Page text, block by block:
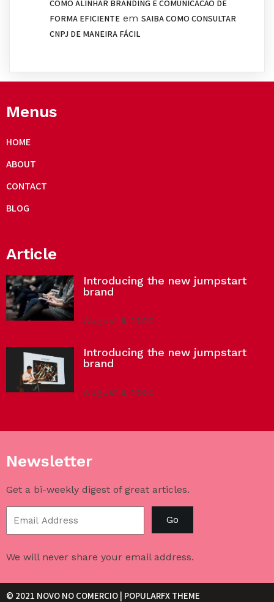
COMO ALINHAR BRANDING E COMUNICAÇÃO DE
FORMA EFICIENTE em SAIBA COMO CONSULTAR
CNPJ DE MANEIRA FÁCIL
Menus
HOME
ABOUT
CONTACT
BLOG
Article
Introducing the new jumpstart
brand
August 6, 2020
Introducing the new jumpstart
brand
August 6, 2020
Newsletter
Get a bi-weekly digest of great articles.
Go
We will never share your email address.
© 2021 NOVO NO COMERCIO | POPULARFX THEME